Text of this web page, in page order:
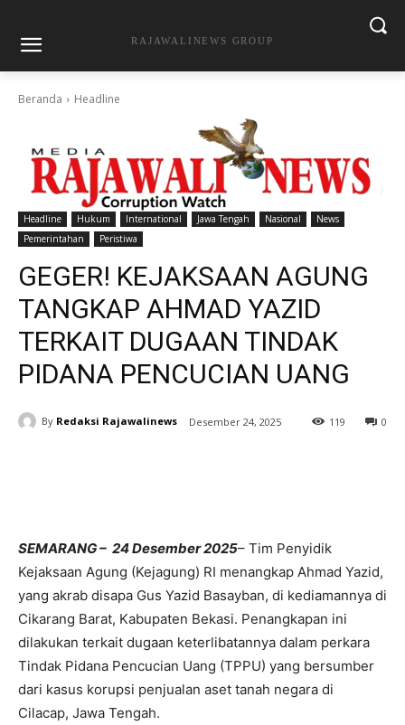
RAJAWALINEWS GROUP
Beranda Headline
Headline Hukum International Jawa Tengah Nasional
News
Pemerintahan
Peristiwa
GEGER! KEJAKSAAN AGUNG
TANGKAP AHMAD YAZID
TERKAIT DUGAAN TINDAK
PIDANA PENCUCIAN UANG
By Redaksi Rajawalinews Desember 24, 2025 0
119
SEMARANG – 24 Desember 2025– Tim Penyidik
Kejaksaan Agung (Kejagung) RI menangkap Ahmad Yazid,
yang akrab disapa Gus Yazid Basayban, di kediamannya di
Cikarang Barat, Kabupaten Bekasi. Penangkapan ini
dilakukan terkait dugaan keterlibatannya dalam perkara
Tindak Pidana Pencucian Uang (TPPU) yang bersumber
dari kasus korupsi penjualan aset tanah negara di
Cilacap, Jawa Tengah.